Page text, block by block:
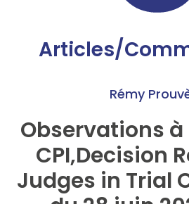
Articles/
Rémy
Observations
CPI,Decision
Judges in Trial